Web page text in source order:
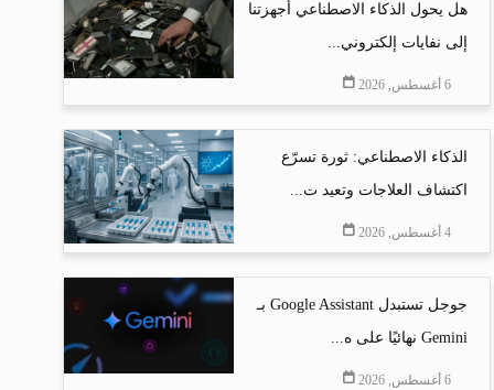
هل يحول الذكاء الاصطناعي أجهزتنا
إلى نفايات إلكتروني...
6 أغسطس, 2026
الذكاء الاصطناعي: ثورة تسرّع
اكتشاف العلاجات وتعيد ت...
4 أغسطس, 2026
جوجل تستبدل Google Assistant بـ
Gemini نهائيًا على ه...
6 أغسطس, 2026